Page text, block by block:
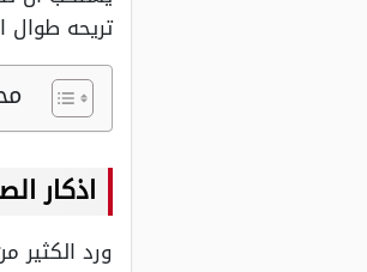
تريحه طوال
اذكار
ورد الكثير